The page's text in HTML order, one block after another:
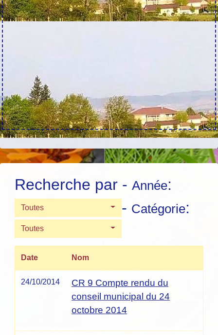
Recherche par - Année:
Toutes - Catégorie:
Toutes
Date Nom
24/10/2014
CR 9 Compte rendu du
conseil municipal du 24
octobre 2014